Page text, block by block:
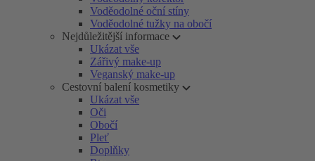
Voděodolné oční stíny
Voděodolné tužky na obočí
Nejdůležitější informace
Ukázat vše
Zářivý make-up
Veganský make-up
Cestovní balení kosmetiky
Ukázat vše
Oči
Obočí
Pleť
Doplňky